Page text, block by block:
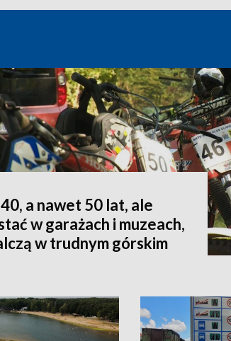
a nawet 50 lat, ale
w garażach i muzeach,
w trudnym górskim